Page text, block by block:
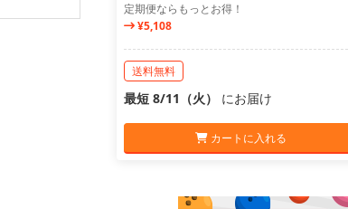
定期便ならもっとお得！
¥5,108
送料無料
最短 8/11（火） にお届け
カートに入れる